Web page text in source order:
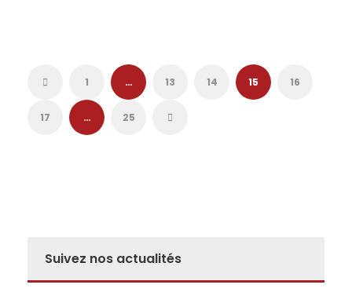
1 … 13 14 15 16
17 … 25
Suivez nos actualités